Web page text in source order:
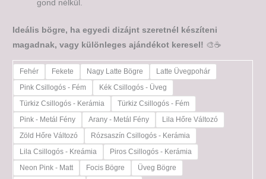
gond nélkül.
Ideális bögre, ha egyedi dizájnt szeretnél készíteni
magadnak, vagy különleges ajándékot keresel! 🎨☕
Fehér Fekete Nagy Latte Bögre
Latte Üvegpohár
Pink Csillogós - Fém
Kék Csillogós - Üveg
Türkiz Csillogós - Kerámia
Türkiz Csillogós - Fém
Pink - Metál Fény
Arany - Metál Fény
Lila Hőre Változó
Zöld Hőre Változó
Rózsaszín Csillogós - Kerámia
Lila Csillogós - Kreámia
Piros Csillogós - Kerámia
Neon Pink - Matt
Focis Bögre
Üveg Bögre